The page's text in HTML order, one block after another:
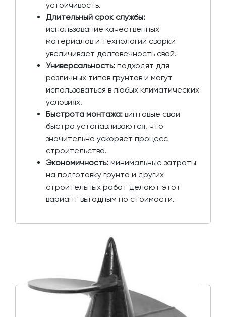
устойчивость.
Длительный срок службы:
использование качественных
материалов и технологий сварки
увеличивает долговечность свай.
Универсальность: подходят для
различных типов грунтов и могут
использоваться в любых климатических
условиях.
Быстрота монтажа: винтовые сваи
быстро устанавливаются, что
значительно ускоряет процесс
строительства.
Экономичность: минимальные затраты
на подготовку грунта и других
строительных работ делают этот
вариант выгодным по стоимости.